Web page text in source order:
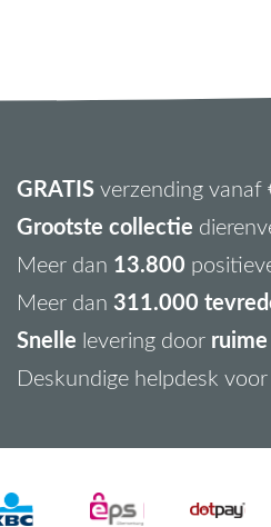
GRATISverzending vanaf
Grootste collectie
Meer dan 13.800
Meer dan 311.000
Snelle levering door ruime
Deskundige helpdesk voor